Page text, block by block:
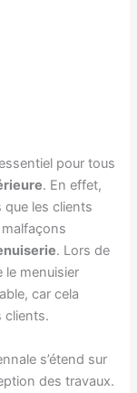
pour tous
. En effet,
les clients
. Lors de
le menuisier
car cela
clients.
s’étend sur
des travaux.